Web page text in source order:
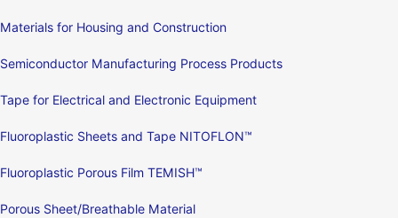
Materials for Housing and Construction
Semiconductor Manufacturing Process Products
Tape for Electrical and Electronic Equipment
Fluoroplastic Sheets and Tape NITOFLON™
Fluoroplastic Porous Film TEMISH™
Porous Sheet/Breathable Material